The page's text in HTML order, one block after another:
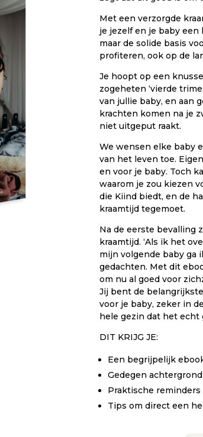
Met een verzorgde
je jezelf en je baby
maar de solide basis
profiteren, ook op de
Je hoopt op een
zogeheten ‘vierde
van jullie baby, en aan
krachten komen na je
niet uitgeput raakt.
We wensen elke baby
van het leven toe.
en voor je baby. Toch
waarom je zou kiezen
die Kiind biedt, en de
kraamtijd tegemoet.
Na de eerste bevalling
kraamtijd. ‘Als ik het
mijn volgende baby ga
gedachten. Met dit
om nu al goed voor
Jij bent de
voor je baby, zeker in
hele gezin dat het echt
DIT KRIJG JE:
Een begrijpelijk
Gedegen
Praktische
Tips om direct een